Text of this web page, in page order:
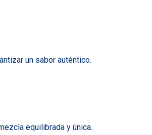
un sabor auténtico.
equilibrada y única.